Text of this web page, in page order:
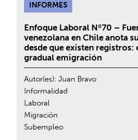
INFORMES
Enfoque Laboral Nº70 –
venezolana en Chile anota
desde que existen registros:
gradual emigración
Autor(es):Juan Bravo
Informalidad
Laboral
Migración
Subempleo